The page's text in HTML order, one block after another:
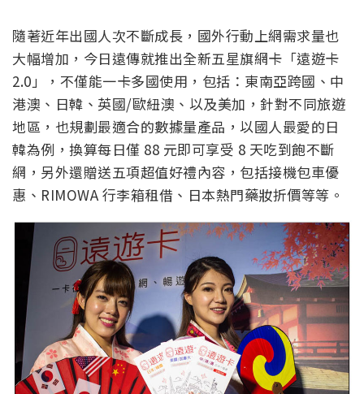
隨著近年出國人次不斷成長，國外行動上網需求量也
大幅增加，今日遠傳就推出全新五星旗網卡「遠遊卡
2.0」，不僅能一卡多國使用，包括：東南亞跨國、中
港澳、日韓、英國/歐紐澳、以及美加，針對不同旅遊
地區，也規劃最適合的數據量產品，以國人最愛的日
韓為例，換算每日僅 88 元即可享受 8 天吃到飽不斷
網，另外還贈送五項超值好禮內容，包括接機包車優
惠、RIMOWA 行李箱租借、日本熱門藥妝折價等等。